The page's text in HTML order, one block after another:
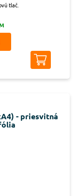
tlač.
- priesvitná